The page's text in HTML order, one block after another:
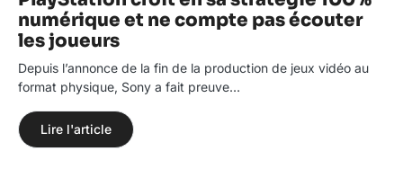
numérique et ne compte pas écouter
les joueurs
Depuis l’annonce de la fin de la production de jeux vidéo au
format physique, Sony a fait preuve…
Lire l'article